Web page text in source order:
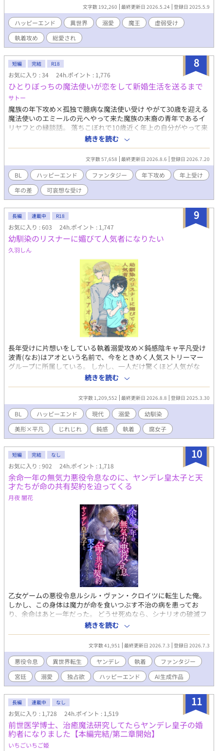
魔法が俺にだけ使えない？ しかも俺に使える魔法は氷魔法じゃな
く『神聖魔法』？というか『神聖魔法』を操れるのは神に選ばれ
た愛し子だけ……？ どうせ余命幾ばくもない出来損ないなら仕方
ない、お荷物の僕はさっさと今世からも退場しよう……と思って
たのに？ 偶然騎士たちを神聖魔法で救って、何故か天使と呼ばれ
て崇められたり。終いには帝国最強の狂血皇子に溺愛されて囲わ
れちゃったり……いやいやちょっと待て。魔王様、主神様、まさ
かアンタらも？ ……ってあれ、なんかめちゃくちゃ囲われてな
い？？ ――― 病弱ならどうせすぐ死ぬかー。ならちょっとばかし
遊んでもいいよね？と自由にやってたら無駄に最強な奴らに溺愛
されちゃってた受けの話。 ※別名義で連載していた作品になりま
す。 (名義を統合しこちらに移動することになりました)
文字数 192,260 最終更新日 2026.5.24 登録日 2025.5.9
ハッピーエンド 異世界 溺愛 魔王
虚弱受け
執着攻め
総愛され
8
短編 完結 R18
お気に入り : 34 24h.ポイント : 1,776
ひとりぼっちの魔法使いが恋をして新婚生活を送るまで
サトー
魔族の年下攻め×孤独で臆病な魔法使い受け やがて30歳を迎える
魔法使いのエミールの元へやって来た魔族の末裔の青年であるイ
リヤフとの縁談話。 落ちこぼれで10歳近く年上の自分がやって来
たところで、ガッカリされるだけだろう、どうせ実を結ばない縁
だと思っていたエミールだったが、イリヤフの反応は想像と違っ
ていて……。 攻め:イリヤフ(20歳)魔族の末裔 受け:エミール(29
歳)魔法使い 年下の恋人に熱烈なアプローチをされて結婚した孤独
な魔法使いが幸福でエッチな新婚生活を送るまでのお話。 この作
品はムーンライトノベルズにも投稿しています。
続きを読む
文字数 57,658 最終更新日 2026.8.6 登録日 2026.7.20
BL ハッピーエンド ファンタジー 年下攻め
年上受け
年の差
可哀想な受け
9
長編 連載中 R18
お気に入り : 603 24h.ポイント : 1,747
幼馴染のリスナーに媚びて人気者になりたい
久羽しん
長年受けに片想いをしている執着溺愛攻め×鈍感陰キャ平凡受け
波青(なお)はアオという名前で、今をときめく人気ストリーマー
グループに所属している。 しかし、一人だけ驚くほど人気がな
い。 他のメンバーは、モデル、歌い手、プロゲーマー、ゲーム実
況者などそれぞれ特技を持った美形揃い。その中でアオだけ平凡
顔でなんの特技もないので浮いている。 しかも、アオは空気が読
めない、何を言ってもスベる、失言をしてしまうなどの悪癖のせ
いで、アンチをたくさん抱えている。 グループに入れたのだっ
て、ブラック企業にぶつかり病んでいたアオを、幼馴染で完璧人
間の秋風(配信者名、アキ)が優しさで誘ってくれたからに過ぎな
い。 すっかり自身の存在意義を見失っていたアオは、ある日自分
たちについている腐女子ファンの存在をネット上で見つけた。 ど
うやら彼女らは幼馴染のアキ×アオをカップリングして妄想する
ことで、日々の活力を得ているとかなんとか。興味が惹かれたの
で、アオは配信者本人であることは隠しつつ腐女子界隈に潜入す
ることにした。 その日から、彼女らを喜ばせ自身の人気を上げよ
うと、配信上でアキにひたすら営業BLを仕掛けるアオ。すると、
なぜかアキが固まって…。 (ムーンライトノベルズさんにも投稿し
続きを読む
文字数 1,209,552 最終更新日 2026.8.8 登録日 2025.3.30
BL ハッピーエンド 現代 溺愛
幼馴染
美形×平凡
じれじれ 鈍感 執着 腐女子
10
短編 完結 なし
お気に入り : 902 24h.ポイント : 1,718
余命一年の無気力悪役令息なのに、ヤンデレ皇太子と天
才たちが命の共有契約を迫ってくる
月夜 闇花
乙女ゲームの悪役令息ルシル・ヴァン・クロイツに転生した俺。
しかし、この身体は魔力が命を食いつぶす不治の病を患ってお
り、余命はあと一年だった。 どうせ死ぬなら、シナリオの破滅フ
ラグを回避し、誰の記憶にも残らず静かに消え去りたい。 そう願
って王太子アルフレッドに婚約破棄を申し出た。 ――だが、それ
がすべての狂気の始まりだった。 「君の手はひどく冷たいね。ま
るで死人のようだ。……婚約の破棄は認めない」 何も望まず、た
だ消えようとするルシルの儚げな諦観は、逆に攻略対象たちのド
ス黒い支配欲と執着に火をつけてしまう。 ヤンデレ王太子アルフ
レッドの圧倒的な拘束。 実直な騎士ガレッドの盲目的な献身。 天
才魔術師ノアの狂気的な探究。 ルシルが死の淵へ沈み込もうとし
たとき、三人は神の理に逆らう禁忌の魔術を実行する。 それは、
自らの命と魔力をルシルの身体へ直接繋ぎ止める『命の共有契
約』だった――。 「君はもう、どこへも行けない。永遠に、私た
ちと共にあるんだ」 死んで逃げることすら許されない豪奢な鳥籠
の中、悪役令息は息が詰まるほど甘い絶望と幸福に溺れていく。
ヤンデレ執着BLファンタジー、ここに開幕。
続きを読む
文字数 41,951 最終更新日 2026.7.3 登録日 2026.7.3
悪役令息 異世界転生 ヤンデレ 執着
ファンタジー
宮廷
溺愛 独占欲 ハッピーエンド AI生成作品
11
長編 連載中 なし
お気に入り : 1,728 24h.ポイント : 1,519
前世医学博士、治癒魔法研究してたらヤンデレ皇子の婚
約者になりました【本編完結/第二章開始】
いちごいちご姫